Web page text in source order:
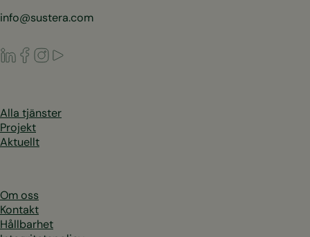
info@sustera.com
LinkedIn
Facebook
Instagram
Alla tjänster
Projekt
Aktuellt
Om oss
Kontakt
Hållbarhet